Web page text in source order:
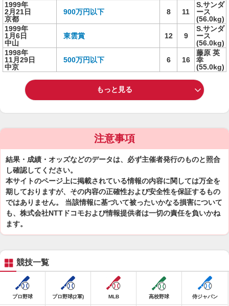
1999年
2月21日
京都
900万円以下 8 11
S.サンダ
ース
(56.0kg)
1999年
1月6日
中山
東雲賞 12 9
S.サンダ
ース
(56.0kg)
1998年
11月29日
中京
500万円以下 6 16
藤原 英
幸
(55.0kg)
もっと見る
注意事項
結果・成績・オッズなどのデータは、必ず主催者発行のものと照合
し確認してください。
本サイトのページ上に掲載されている情報の内容に関しては万全を
期しておりますが、その内容の正確性および安全性を保証するもの
ではありません。 当該情報に基づいて被ったいかなる損害について
も、株式会社NTTドコモおよび情報提供者は一切の責任を負いかね
ます。
競技一覧
プロ野球 プロ野球(2軍) MLB 高校野球 侍ジャパン